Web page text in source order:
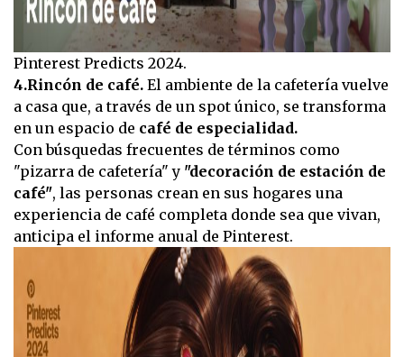
Pinterest Predicts 2024.
4.Rincón de café. El ambiente de la cafetería vuelve
a casa que, a través de un spot único, se transforma
en un espacio de café de especialidad.
Con búsquedas frecuentes de términos como
"pizarra de cafetería" y "decoración de estación de
café", las personas crean en sus hogares una
experiencia de café completa donde sea que vivan,
anticipa el informe anual de Pinterest.